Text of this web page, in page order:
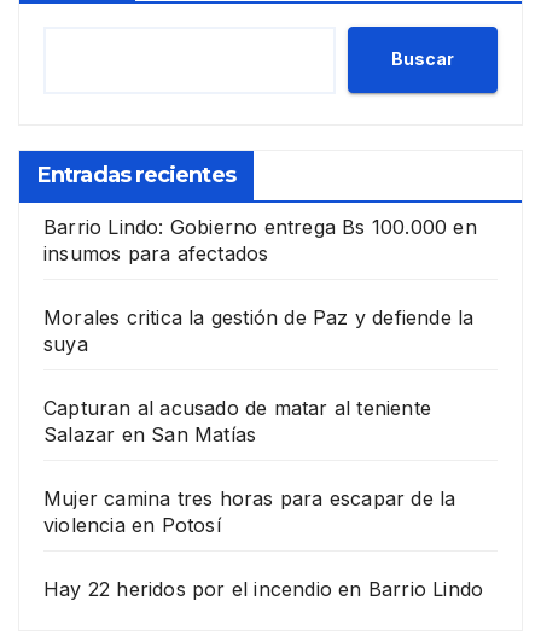
Buscar
Entradas recientes
Barrio Lindo: Gobierno entrega Bs 100.000 en
insumos para afectados
Morales critica la gestión de Paz y defiende la
suya
Capturan al acusado de matar al teniente
Salazar en San Matías
Mujer camina tres horas para escapar de la
violencia en Potosí
Hay 22 heridos por el incendio en Barrio Lindo